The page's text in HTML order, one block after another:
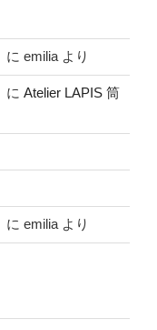
に emilia より
に Atelier LAPIS 筒
に emilia より